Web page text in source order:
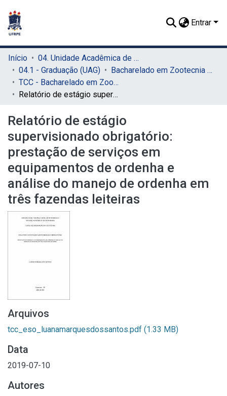
Entrar
Início
04. Unidade Acadêmica de Garanhuns (UAG)
04.1 - Graduação (UAG)
Bacharelado em Zootecnia (UAG)
TCC - Bacharelado em Zootecnia (UAG)
Relatório de estágio supervisionado obrigatório: prestação de serviços em equipamentos de ordenha e análise do manejo de ordenha em três fazendas leiteiras
Relatório de estágio
supervisionado obrigatório:
prestação de serviços em
equipamentos de ordenha e
análise do manejo de ordenha em
três fazendas leiteiras
Arquivos
tcc_eso_luanamarquesdossantos.pdf (1.33 MB)
Data
2019-07-10
Autores